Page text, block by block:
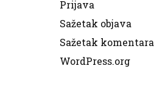
Prijava
Sažetak objava
Sažetak komentara
WordPress.org